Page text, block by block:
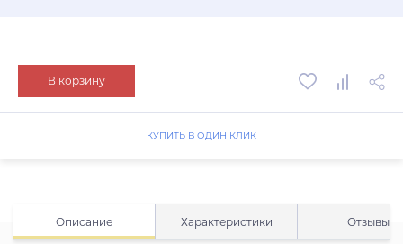
Описание Характеристики Отзывы
В корзину
КУПИТЬ В ОДИН КЛИК